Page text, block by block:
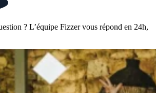
? L’équipe Fizzer vous répond en 24h,